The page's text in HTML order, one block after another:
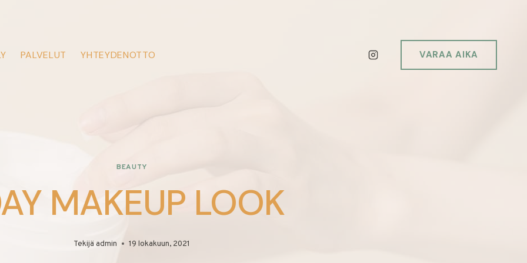
PALVELUT YHTEYDENOTTO VARAA AIKA
BEAUTY
MAKEUP LOOK
Tekijä admin 19 lokakuun, 2021